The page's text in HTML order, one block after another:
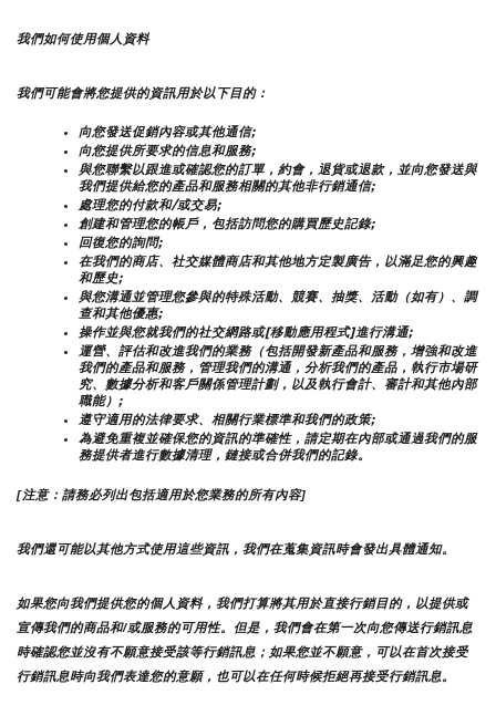
我們如何使用個人資料
我們可能會將您提供的資訊用於以下目的：
向您發送促銷內容或其他通信;
向您提供所要求的信息和服務;
與您聯繫以跟進或確認您的訂單，約會，退貨或退款，並向您發送與
我們提供給您的產品和服務相關的其他非行銷通信;
處理您的付款和/或交易;
創建和管理您的帳戶，包括訪問您的購買歷史記錄;
回復您的詢問;
在我們的商店、社交媒體商店和其他地方定製廣告，以滿足您的興趣
和歷史;
與您溝通並管理您參與的特殊活動、競賽、抽獎、活動（如有）、調
查和其他優惠;
操作並與您就我們的社交網路或[移動應用程式]進行溝通;
運營、評估和改進我們的業務（包括開發新產品和服務，增強和改進
我們的產品和服務，管理我們的溝通，分析我們的產品，執行市場研
究、數據分析和客戶關係管理計劃，以及執行會計、審計和其他內部
職能）;
遵守適用的法律要求、相關行業標準和我們的政策;
為避免重複並確保您的資訊的準確性，請定期在內部或通過我們的服
務提供者進行數據清理，鏈接或合併我們的記錄。
[注意：請務必列出包括適用於您業務的所有內容]
我們還可能以其他方式使用這些資訊，我們在蒐集資訊時會發出具體通知。
如果您向我們提供您的個人資料，我們打算將其用於直接行銷目的，以提供或
宣傳我們的商品和/或服務的可用性。但是，我們會在第一次向您傳送行銷訊息
時確認您並沒有不願意接受該等行銷訊息；如果您並不願意，可以在首次接受
行銷訊息時向我們表達您的意願，也可以在任何時候拒絕再接受行銷訊息。